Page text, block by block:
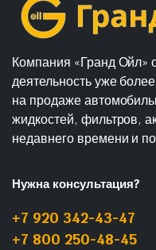
Компания «Гранд Ойл»
деятельность уже
на продаже
жидкостей, фильтров,
недавнего времени и
Нужна консультация?
+7 920 342-43-47
+7 800 250-48-45